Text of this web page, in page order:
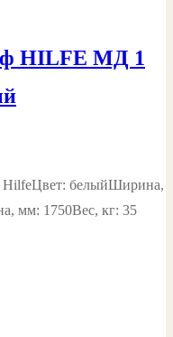
HILFE МД 1
белыйШирина,
мм: 1750Вес, кг: 35